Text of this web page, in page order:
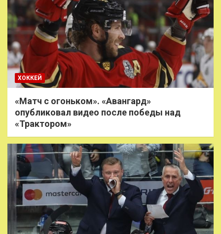
ХОККЕЙ
«Матч с огоньком». «Авангард»
опубликовал видео после победы над
«Трактором»